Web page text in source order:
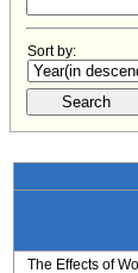
Sort by:
The Effects of